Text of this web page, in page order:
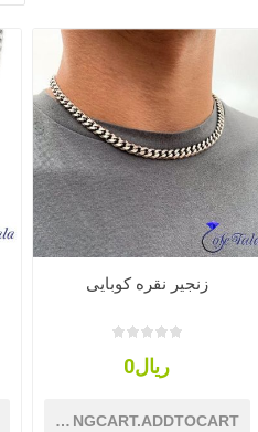
زنجیر نقره کوبایی
ریال0
SHOPPINGCART.ADDTOCART